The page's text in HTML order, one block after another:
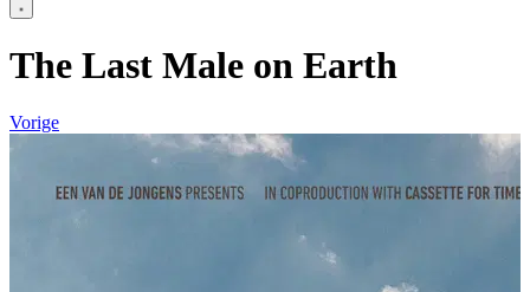
The Last Male on Earth
Vorige